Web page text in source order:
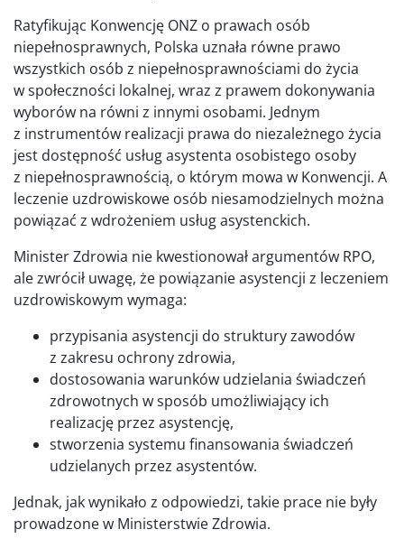
Ratyfikując Konwencję ONZ o prawach osób
niepełnosprawnych, Polska uznała równe prawo
wszystkich osób z niepełnosprawnościami do życia
w społeczności lokalnej, wraz z prawem dokonywania
wyborów na równi z innymi osobami. Jednym
z instrumentów realizacji prawa do niezależnego życia
jest dostępność usług asystenta osobistego osoby
z niepełnosprawnością, o którym mowa w Konwencji. A
leczenie uzdrowiskowe osób niesamodzielnych można
powiązać z wdrożeniem usług asystenckich.
Minister Zdrowia nie kwestionował argumentów RPO,
ale zwrócił uwagę, że powiązanie asystencji z leczeniem
uzdrowiskowym wymaga:
przypisania asystencji do struktury zawodów
z zakresu ochrony zdrowia,
dostosowania warunków udzielania świadczeń
zdrowotnych w sposób umożliwiający ich
realizację przez asystencję,
stworzenia systemu finansowania świadczeń
udzielanych przez asystentów.
Jednak, jak wynikało z odpowiedzi, takie prace nie były
prowadzone w Ministerstwie Zdrowia.